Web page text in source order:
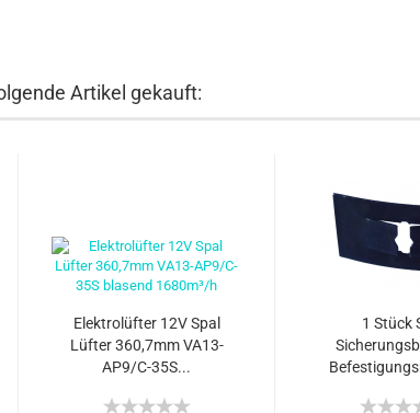
Artikel gekauft:
Elektrolüfter 12V Spal
Lüfter 360,7mm VA13-
AP9/C-35S...
1 Stück